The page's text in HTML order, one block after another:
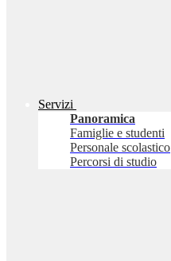
Servizi
Panoramica
Famiglie e studenti
Personale scolastico
Percorsi di studio